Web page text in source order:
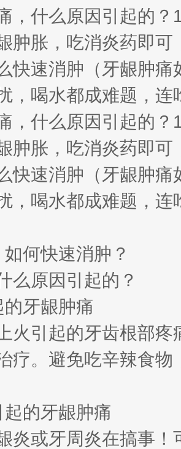
，什么原因引起的
肿胀，吃消炎药即
快速消肿（牙龈肿
，喝水都成难题，
，什么原因引起的
肿胀，吃消炎药即
快速消肿（牙龈肿
，喝水都成难题，
么原因引起的？
牙龈肿痛
火引起的牙齿根部
疗。避免吃辛辣食物
的牙龈肿痛
炎或牙周炎在搞事